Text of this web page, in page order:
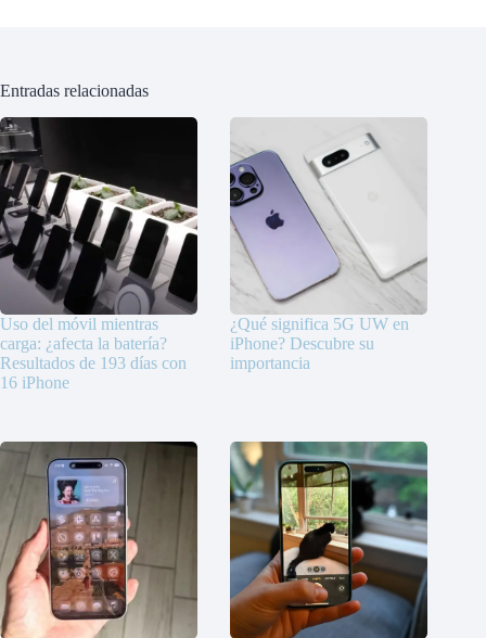
Entradas relacionadas
Uso del móvil mientras
carga: ¿afecta la batería?
Resultados de 193 días con
16 iPhone
¿Qué significa 5G UW en
iPhone? Descubre su
importancia